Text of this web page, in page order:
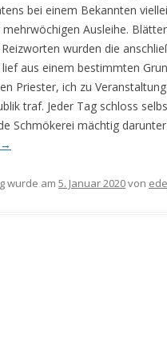
bei einem Bekannten
Ausleihe.
wurden die
lief aus einem bestimmten
Priester, ich zu
traf. Jeder Tag schloss
Schmökerei mächtig
→
wurde am 5. Januar 2020von ede